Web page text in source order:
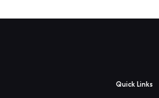
25,00 €20,00 €.
Quick Links